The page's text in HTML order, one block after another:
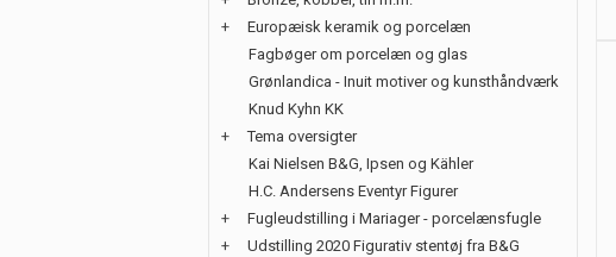
+
Europæisk keramik og porcelæn
Fagbøger om porcelæn og glas
Grønlandica - Inuit motiver og kunsthåndværk
Knud Kyhn KK
+
Tema oversigter
Kai Nielsen B&G, Ipsen og Kähler
H.C. Andersens Eventyr Figurer
+
Fugleudstilling i Mariager - porcelænsfugle
+
Udstilling 2020 Figurativ stentøj fra B&G